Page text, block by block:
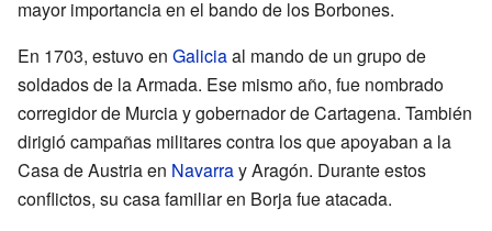
mayor importancia en el bando de los Borbones.
En 1703, estuvo en Galiciaal mando de un grupo de
soldados de la Armada. Ese mismo año, fue nombrado
corregidor de Murcia y gobernador de Cartagena. También
dirigió campañas militares contra los que apoyaban a la
Casa de Austria en Navarray Aragón. Durante estos
conflictos, su casa familiar en Borja fue atacada.